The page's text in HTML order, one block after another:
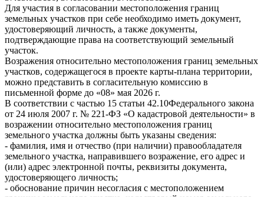
Для участия в согласовании местоположения границ
земельных участков при себе необходимо иметь документ,
удостоверяющий личность, а также документы,
подтверждающие права на соответствующий земельный
участок.
Возражения относительно местоположения границ земельных
участков, содержащегося в проекте карты-плана территории,
можно представить в согласительную комиссию в
письменной форме до «08» мая 2026 г.
В соответствии с частью 15 статьи 42.10Федерального закона
от 24 июля 2007 г. № 221-ФЗ «О кадастровой деятельности» в
возражении относительно местоположения границ
земельного участка должны быть указаны сведения:
- фамилия, имя и отчество (при наличии) правообладателя
земельного участка, направившего возражение, его адрес и
(или) адрес электронной почты, реквизиты документа,
удостоверяющего личность;
- обоснование причин несогласия с местоположением